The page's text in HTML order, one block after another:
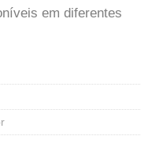
em diferentes